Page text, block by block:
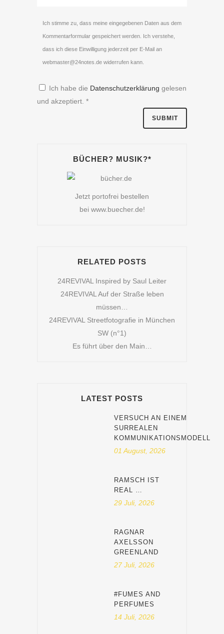
Ich stimme zu, dass meine eingegebenen Daten aus dem
Kommentarformular gespeichert werden. Ich verstehe,
dass ich diese Einwilligung jederzeit per E-Mail an
webmaster@24notes.de widerrufen kann.
Ich habe die Datenschutzerklärung gelesen
und akzeptiert. *
BÜCHER? MUSIK?*
Jetzt portofrei bestellen
bei www.buecher.de!
RELATED POSTS
24REVIVAL Inspired by Saul Leiter
24REVIVAL Auf der Straße leben
müssen…
24REVIVAL Streetfotografie in München
SW (n°1)
Es führt über den Main…
LATEST POSTS
VERSUCH AN EINEM
SURREALEN
KOMMUNIKATIONSMODELL
01 August, 2026
RAMSCH IST
REAL …
29 Juli, 2026
RAGNAR
AXELSSON
GREENLAND
27 Juli, 2026
#FUMES AND
PERFUMES
14 Juli, 2026